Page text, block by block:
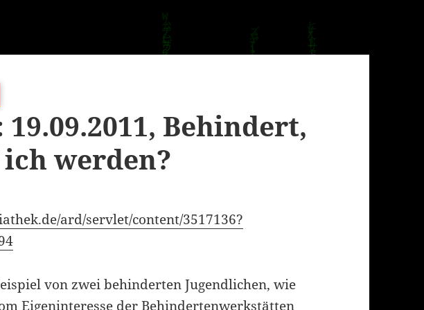
Behindert,
werden?
ard/servlet/content/3517136?
von zwei behinderten Jugendlichen, wie
Eigeninteresse der Behindertenwerkstätten